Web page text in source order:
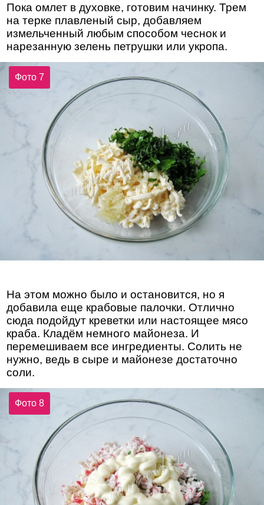
Пока омлет в духовке, готовим начинку. Трем
на терке плавленый сыр, добавляем
измельченный любым способом чеснок и
нарезанную зелень петрушки или укропа.
Фото 7
На этом можно было и остановится, но я
добавила еще крабовые палочки. Отлично
сюда подойдут креветки или настоящее мясо
краба. Кладём немного майонеза. И
перемешиваем все ингредиенты. Солить не
нужно, ведь в сыре и майонезе достаточно
соли.
Фото 8